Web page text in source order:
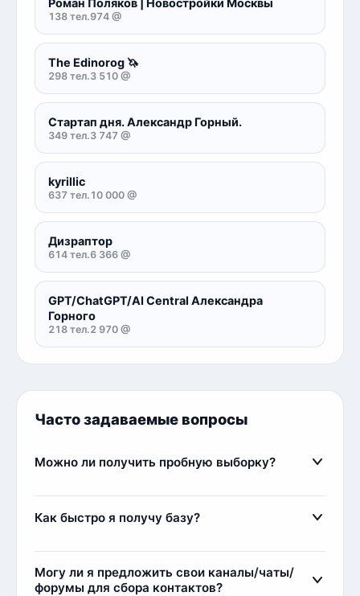
Роман Поляков | Новостройки Москвы
138 тел.974 @
The Edinorog 🦄
298 тел.3 510 @
Стартап дня. Александр Горный.
349 тел.3 747 @
kyrillic
637 тел. 10 000 @
Дизраптор
614 тел.6 366 @
GPT/ChatGPT/AI Central Александра
Горного
218 тел.2 970 @
Часто задаваемые вопросы
Можно ли получить пробную выборку?
бесплатно. Вы можете ознакомиться с частью
базы через наш закрытый канал
структуры базы.
Как быстро я получу базу?
Менеджер проверит оплату и сразу выдаст
ссылку на скачивание базы. Обычно это занимает
Могу ли я предложить свои каналы/чаты/
форумы для сбора контактов?